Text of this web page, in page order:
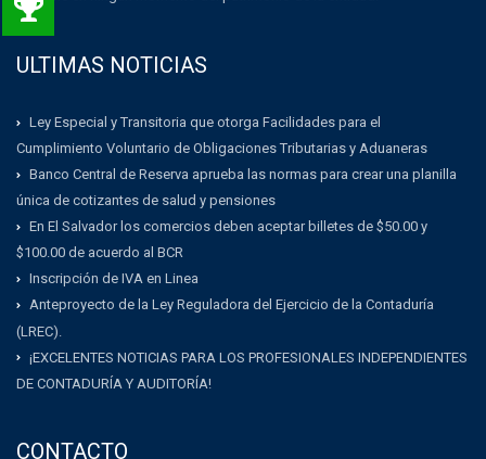
ULTIMAS NOTICIAS
Ley Especial y Transitoria que otorga Facilidades para el
Cumplimiento Voluntario de Obligaciones Tributarias y Aduaneras
Banco Central de Reserva aprueba las normas para crear una planilla
única de cotizantes de salud y pensiones
En El Salvador los comercios deben aceptar billetes de $50.00 y
$100.00 de acuerdo al BCR
Inscripción de IVA en Linea
Anteproyecto de la Ley Reguladora del Ejercicio de la Contaduría
(LREC).
¡EXCELENTES NOTICIAS PARA LOS PROFESIONALES INDEPENDIENTES
DE CONTADURÍA Y AUDITORÍA!
CONTACTO